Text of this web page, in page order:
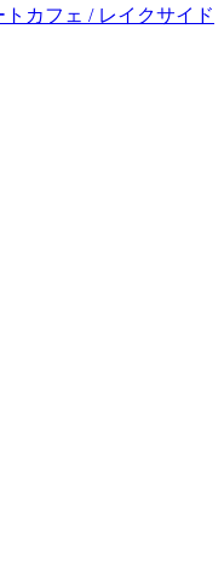
カフェ / レイクサイド